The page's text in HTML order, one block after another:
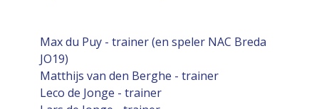
Max du Puy - trainer (en speler NAC Breda
JO19)
Matthijs van den Berghe - trainer
Leco de Jonge - trainer